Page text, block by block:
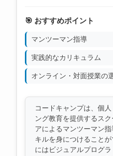
🎯 おすすめポイント
マンツーマン指導
実践的なカリキュラム
オンライン・対面授業の
コードキャンプは、個
ング教育を提供するス
アによるマンツーマン
キルを身につけること
にはビジュアルプログ